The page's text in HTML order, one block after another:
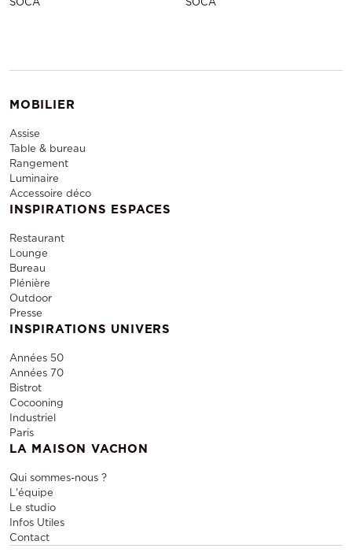
MOBILIER
Assise
Table & bureau
Rangement
Luminaire
Accessoire déco
INSPIRATIONS ESPACES
Restaurant
Lounge
Bureau
Plénière
Outdoor
Presse
INSPIRATIONS UNIVERS
Années 50
Années 70
Bistrot
Cocooning
Industriel
Paris
LA MAISON VACHON
Qui sommes-nous ?
L'équipe
Le studio
Infos Utiles
Contact